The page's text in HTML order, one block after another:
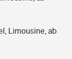
Limousine, ab